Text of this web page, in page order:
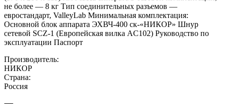
не более — 8 кг Тип соединительных разъемов —
евростандарт, ValleyLab Минимальная комплектация:
Основной блок аппарата ЭХВЧ-400 ск-«НИКОР» Шнур
сетевой SCZ-1 (Европейская вилка AC102) Руководство по
эксплуатации Паспорт
Производитель:
НИКОР
Страна:
Россия